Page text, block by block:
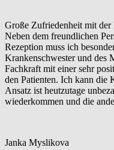
Große Zufriedenheit mit
Neben dem freundlichen
Rezeption muss ich
Krankenschwester und des
Fachkraft mit einer sehr
den Patienten. Ich kann die
Ansatz ist heutzutage
wiederkommen und die
Janka Myslikova